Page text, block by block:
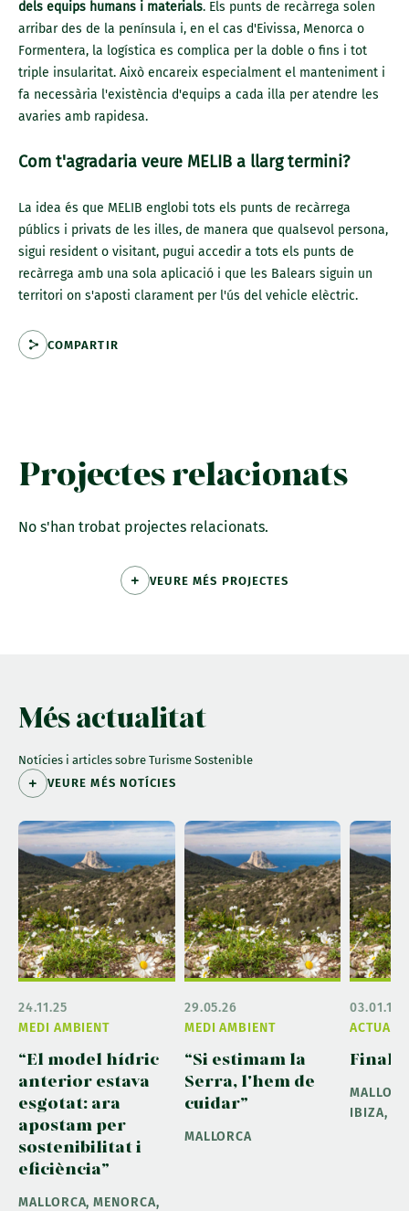
dels equips humans i materials. Els punts de recàrrega solen
arribar des de la península i, en el cas d'Eivissa, Menorca o
Formentera, la logística es complica per la doble o fins i tot
triple insularitat. Això encareix especialment el manteniment i
fa necessària l'existència d'equips a cada illa per atendre les
avaries amb rapidesa.
Com t'agradaria veure MELIB a llarg termini?
La idea és que MELIB englobi tots els punts de recàrrega
públics i privats de les illes, de manera que qualsevol persona,
sigui resident o visitant, pugui accedir a tots els punts de
recàrrega amb una sola aplicació i que les Balears siguin un
territori on s'aposti clarament per l'ús del vehicle elèctric.
COMPARTIR
Projectes relacionats
No s'han trobat projectes relacionats.
VEURE MÉS PROJECTES
Més actualitat
Notícies i articles sobre Turisme Sostenible
VEURE MÉS NOTÍCIES
MEDI AMBIENT
24.11.25
“El model hídric
anterior estava
esgotat: ara
apostam per
sostenibilitat i
eficiència”
MALLORCA, MENORCA,
MEDI AMBIENT
29.05.26
“Si estimam la
Serra, l'hem de
cuidar”
MALLORCA
03.01.19
IBIZA,